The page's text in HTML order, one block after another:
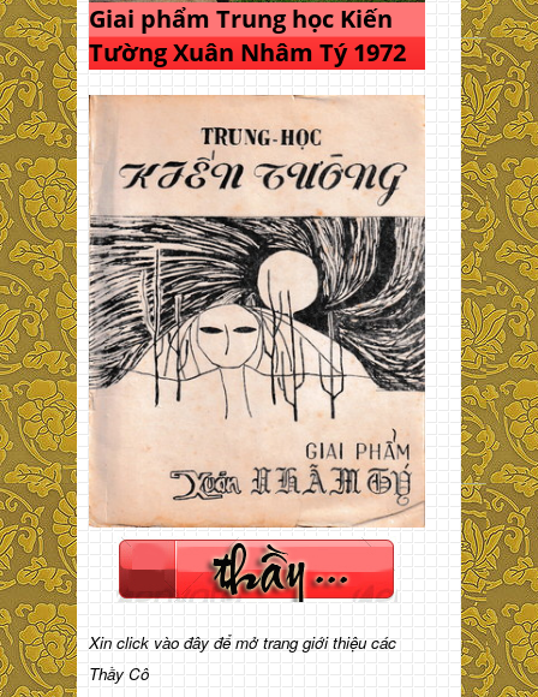
Giai phẩm Trung học Kiến
Tường Xuân Nhâm Tý 1972
Xin click vào đây để mở trang giới thiệu các
Thầy Cô